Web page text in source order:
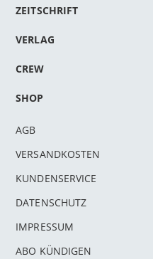
ZEITSCHRIFT
VERLAG
CREW
SHOP
AGB
VERSANDKOSTEN
KUNDENSERVICE
DATENSCHUTZ
IMPRESSUM
ABO KÜNDIGEN